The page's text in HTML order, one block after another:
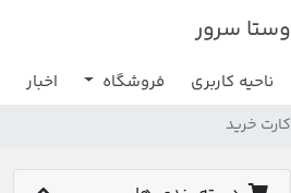
وستا سرور
ناحیه کاربری فروشگاه اخبار
کارت خرید